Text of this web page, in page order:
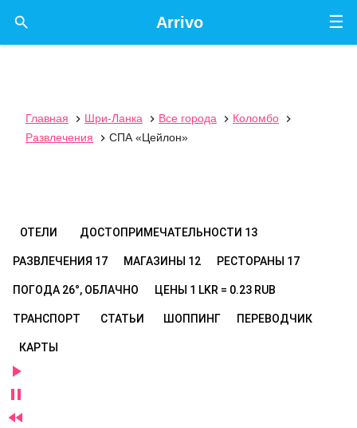
☰
Arrivo

Главная  Шри-Ланка  Все города  Коломбо

Развлечения
 СПА «Цейлон»
ОТЕЛИ ДОСТОПРИМЕЧАТЕЛЬНОСТИ 13
РАЗВЛЕЧЕНИЯ 17 МАГАЗИНЫ 12 РЕСТОРАНЫ 17
ПОГОДА 26°, ОБЛАЧНО ЦЕНЫ 1 LKR = 0.23 RUB
ТРАНСПОРТ СТАТЬИ ШОППИНГ ПЕРЕВОДЧИК
КАРТЫ


